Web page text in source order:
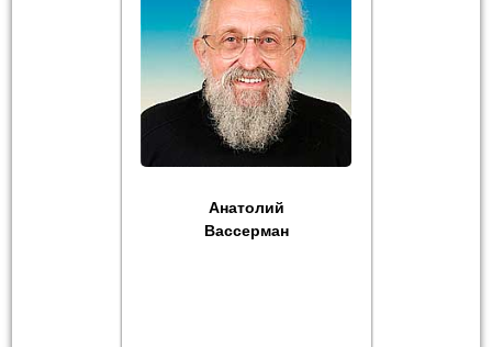
Анатолий
Вассерман